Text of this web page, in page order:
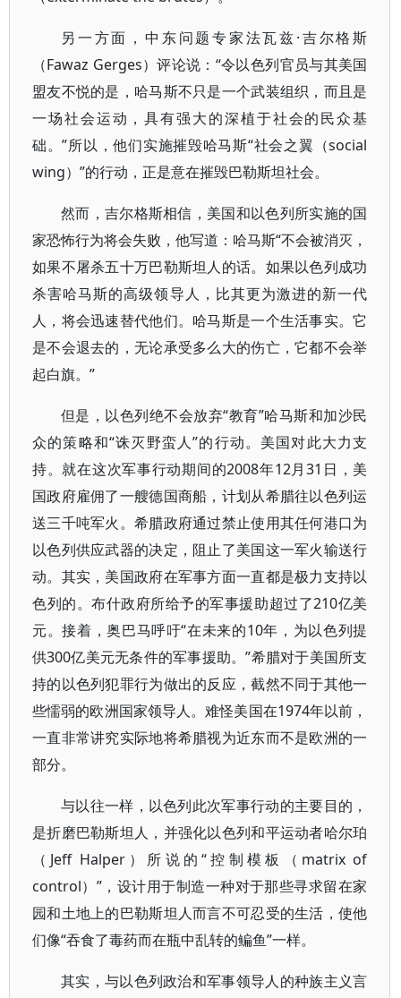
另一方面，中东问题专家法瓦兹·吉尔格斯
（Fawaz Gerges）评论说：“令以色列官员与其美国
盟友不悦的是，哈马斯不只是一个武装组织，而且是
一场社会运动，具有强大的深植于社会的民众基
础。”所以，他们实施摧毁哈马斯“社会之翼（social
wing）”的行动，正是意在摧毁巴勒斯坦社会。
然而，吉尔格斯相信，美国和以色列所实施的国
家恐怖行为将会失败，他写道：哈马斯“不会被消灭，
如果不屠杀五十万巴勒斯坦人的话。如果以色列成功
杀害哈马斯的高级领导人，比其更为激进的新一代
人，将会迅速替代他们。哈马斯是一个生活事实。它
是不会退去的，无论承受多么大的伤亡，它都不会举
起白旗。”
但是，以色列绝不会放弃“教育”哈马斯和加沙民
众的策略和“诛灭野蛮人”的行动。美国对此大力支
持。就在这次军事行动期间的2008年12月31日，美
国政府雇佣了一艘德国商船，计划从希腊往以色列运
送三千吨军火。希腊政府通过禁止使用其任何港口为
以色列供应武器的决定，阻止了美国这一军火输送行
动。其实，美国政府在军事方面一直都是极力支持以
色列的。布什政府所给予的军事援助超过了210亿美
元。接着，奥巴马呼吁“在未来的10年，为以色列提
供300亿美元无条件的军事援助。”希腊对于美国所支
持的以色列犯罪行为做出的反应，截然不同于其他一
些懦弱的欧洲国家领导人。难怪美国在1974年以前，
一直非常讲究实际地将希腊视为近东而不是欧洲的一
部分。
与以往一样，以色列此次军事行动的主要目的，
是折磨巴勒斯坦人，并强化以色列和平运动者哈尔珀
（Jeff Halper）所说的“控制模板（matrix of
control）”，设计用于制造一种对于那些寻求留在家
园和土地上的巴勒斯坦人而言不可忍受的生活，使他
们像“吞食了毒药而在瓶中乱转的鳊鱼”一样。
其实，与以色列政治和军事领导人的种族主义言